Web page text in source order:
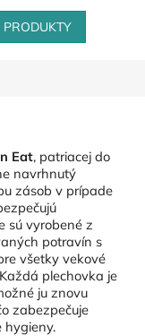
Eat, patriacej do
navrhnutý
zásob v prípade
sú vyrobené z
potravín s
všetky vekové
plechovka je
ju znovu
zabezpečuje
hygieny.